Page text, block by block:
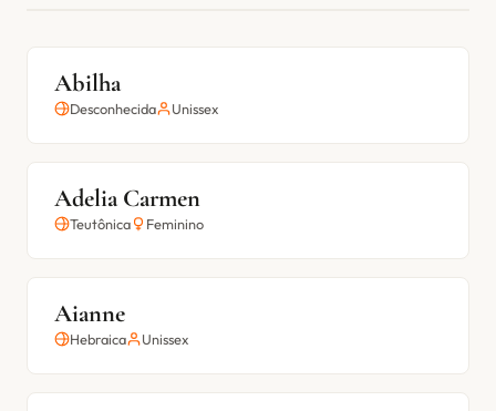
Abilha
Desconhecida Unissex
Adelia Carmen
Teutônica Feminino
Aianne
Hebraica Unissex